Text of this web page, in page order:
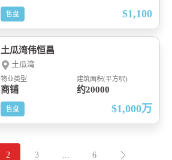
售盘 $1,100
土瓜湾伟恒昌
土瓜湾
物业类型
商铺
建筑面积(平方呎)
约20000
售盘 $1,000万
2 3 ... 6